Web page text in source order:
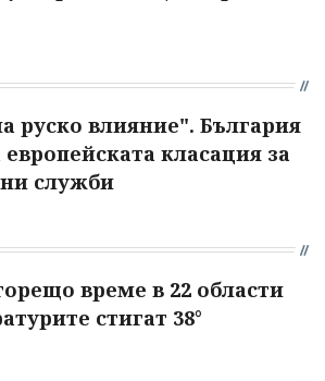
руско влияние". България
класация за
служби
време в 22 области
стигат 38°